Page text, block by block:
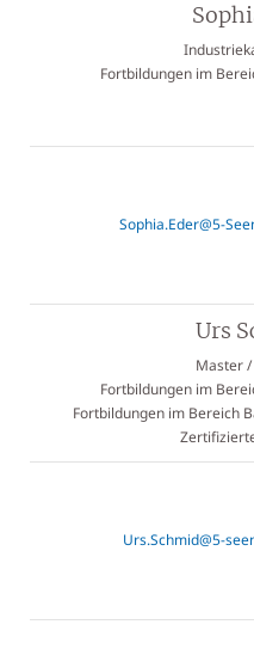
Fortbildungen im
Sophia.Eder@5-
Urs
Master
Fortbildungen im
Fortbildungen im Bereich
Urs.Schmid@5-